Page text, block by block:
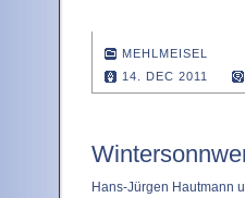
MEHLMEISEL
14. DEC 2011
Hans-Jürgen Hautmann